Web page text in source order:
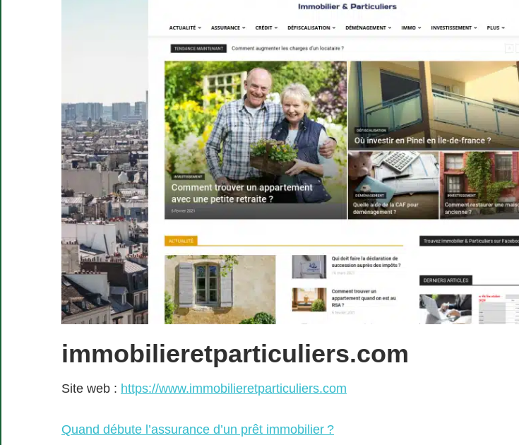
immobilieretparticuliers.com
Site web : https://www.immobilieretparticuliers.com
Quand débute l’assurance d’un prêt immobilier ?